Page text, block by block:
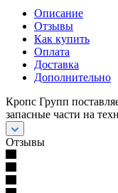
Описание
Отзывы
Как купить
Оплата
Доставка
Дополнительно
Кропс Групп
запасные части на
Отзывы